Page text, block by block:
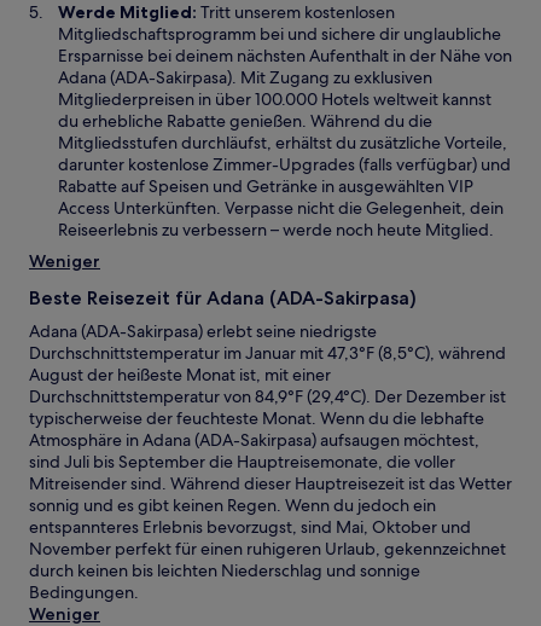
Werde Mitglied: Tritt unserem kostenlosen
Mitgliedschaftsprogramm bei und sichere dir unglaubliche
Ersparnisse bei deinem nächsten Aufenthalt in der Nähe von
Adana (ADA-Sakirpasa). Mit Zugang zu exklusiven
Mitgliederpreisen in über 100.000 Hotels weltweit kannst
du erhebliche Rabatte genießen. Während du die
Mitgliedsstufen durchläufst, erhältst du zusätzliche Vorteile,
darunter kostenlose Zimmer-Upgrades (falls verfügbar) und
Rabatte auf Speisen und Getränke in ausgewählten VIP
Access Unterkünften. Verpasse nicht die Gelegenheit, dein
Reiseerlebnis zu verbessern – werde noch heute Mitglied.
Weniger
Beste Reisezeit für Adana (ADA-Sakirpasa)
Adana (ADA-Sakirpasa) erlebt seine niedrigste
Durchschnittstemperatur im Januar mit 47,3°F (8,5°C), während
August der heißeste Monat ist, mit einer
Durchschnittstemperatur von 84,9°F (29,4°C). Der Dezember ist
typischerweise der feuchteste Monat. Wenn du die lebhafte
Atmosphäre in Adana (ADA-Sakirpasa) aufsaugen möchtest,
sind Juli bis September die Hauptreisemonate, die voller
Mitreisender sind. Während dieser Hauptreisezeit ist das Wetter
sonnig und es gibt keinen Regen. Wenn du jedoch ein
entspannteres Erlebnis bevorzugst, sind Mai, Oktober und
November perfekt für einen ruhigeren Urlaub, gekennzeichnet
durch keinen bis leichten Niederschlag und sonnige
Bedingungen.
Weniger